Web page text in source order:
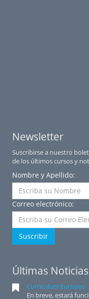
Newsletter
Suscribirse a nuestro
de los últimos cursos y
Nombre y Apellido:
Correo electrónico:
Suscribir
Últimas Noticias
Curriculum Europeo
En breve, estará